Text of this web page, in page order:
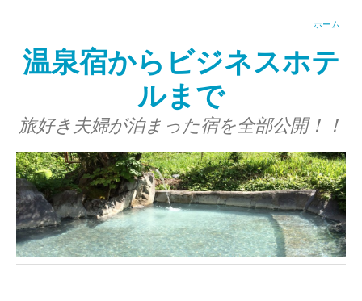
ホーム
温泉宿からビジネスホテ
ルまで
旅好き夫婦が泊まった宿を全部公開！！